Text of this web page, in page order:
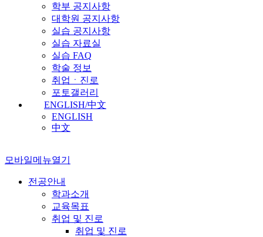
학부 공지사항
대학원 공지사항
실습 공지사항
실습 자료실
실습 FAQ
학술 정보
취업ㆍ진로
포토갤러리
ENGLISH/中文
ENGLISH
中文
모바일메뉴열기
전공안내
학과소개
교육목표
취업 및 진로
취업 및 진로